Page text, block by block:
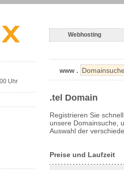
Webhosting
Uhr
www .
.tel Domain
Registrieren Sie
unsere Domainsuche,
Auswahl der
Preise und Laufzeit